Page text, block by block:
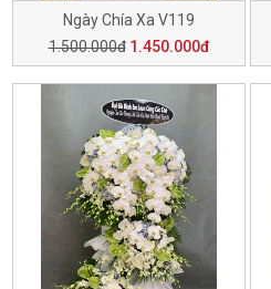
Ngày Chía Xa V119
1.500.000đ 1.450.000đ